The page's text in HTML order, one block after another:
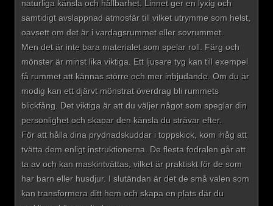
naturliga känsla och hållbarhet. Linnet ger en lyxig och
samtidigt avslappnad atmosfär till vilket utrymme som helst,
oavsett om det är i vardagsrummet eller sovrummet.
Men det är inte bara materialet som spelar roll. Färg och
mönster är minst lika viktiga. Ett ljusare tyg kan till exempel
få rummet att kännas större och mer inbjudande. Om du är
modig kan ett djärvt mönstrat överdrag bli rummets
blickfång. Det viktiga är att du väljer något som speglar din
personlighet och skapar den känsla du strävar efter.
För att hålla dina prydnadskuddar i toppskick, kom ihåg att
tvätta dem enligt instruktionerna. De flesta fodralen går att
ta av och kan maskintvättas, vilket är praktiskt för de som
har barn eller husdjur. I slutändan är det de små valen som
kan transformera ditt hem och skapa en plats där du